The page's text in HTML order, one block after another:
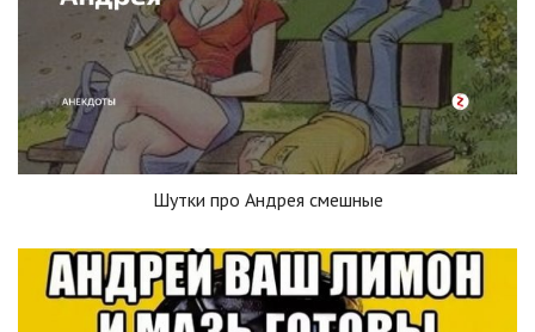
Шутки про Андрея смешные